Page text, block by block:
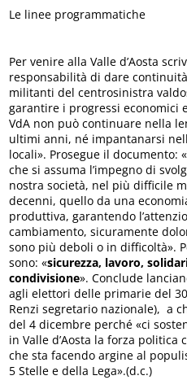
Le linee programmatiche
Per venire alla Valle d’Aosta
responsabilità di dare
militanti del centrosinistra
garantire i progressi economici
VdA non può continuare nella
ultimi anni, né impantanarsi
locali». Prosegue il documento:
che si assuma l’impegno di
nostra società, nel più difficile
decenni, quello da una
produttiva, garantendo
cambiamento, sicuramente
sono più deboli o in difficoltà».
sono: «sicurezza, lavoro,
condivisione». Conclude
agli elettori delle primarie del
Renzi segretario nazionale), a
del 4 dicembre perché «ci
in Valle d’Aosta la forza politica
che sta facendo argine al
5 Stelle e della Lega».(d.c.)